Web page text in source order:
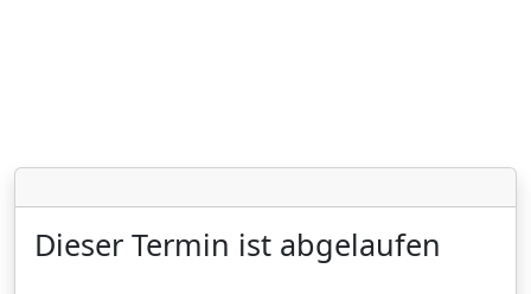
Dieser Termin ist abgelaufen